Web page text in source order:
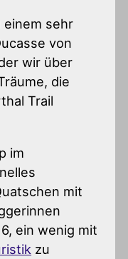
einem sehr
von
wir über
die
Trail
im
mit
ein wenig mit
zu